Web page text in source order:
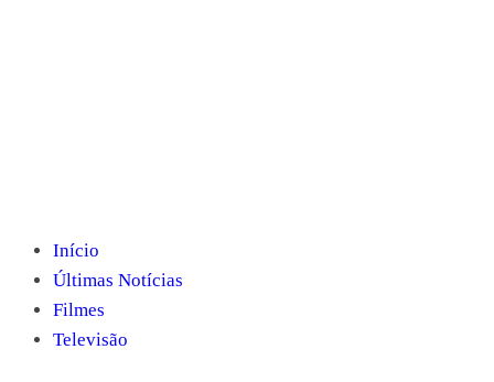
Início
Últimas Notícias
Filmes
Televisão